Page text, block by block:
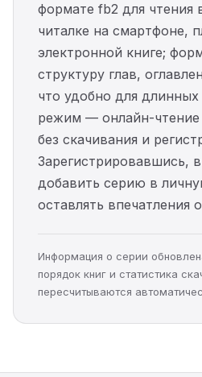
формате fb2 для чтения
читалке на смартфоне,
электронной книге;
структуру глав,
что удобно для
режим — онлайн-чтение
без скачивания и
Зарегистрировавшись,
добавить серию в
оставлять впечатления
Информация о серии
порядок книг и статистика
пересчитываются